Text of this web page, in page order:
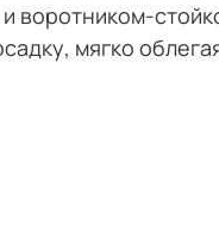
воротником-
мягко